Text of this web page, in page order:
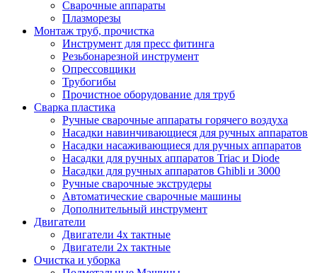
Сварочные аппараты
Плазморезы
Монтаж труб, прочистка
Инструмент для пресс фитинга
Резьбонарезной инструмент
Опрессовщики
Трубогибы
Прочистное оборудование для труб
Сварка пластика
Ручные сварочные аппараты горячего воздуха
Насадки навинчивающиеся для ручных аппаратов
Насадки насаживающиеся для ручных аппаратов
Насадки для ручных аппаратов Triac и Diode
Насадки для ручных аппаратов Ghibli и 3000
Ручные сварочные экструдеры
Автоматические сварочные машины
Дополнительный инструмент
Двигатели
Двигатели 4х тактные
Двигатели 2х тактные
Очистка и уборка